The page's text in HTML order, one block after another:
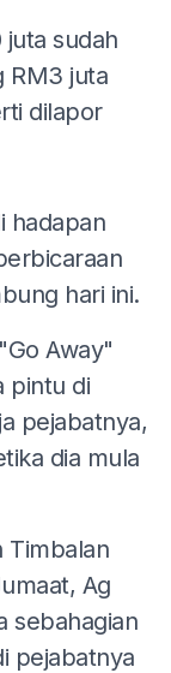
sudah
RM3 juta
dilapor
hadapan
hari ini.
Away"
pintu di
pejabatnya,
dia mula
Timbalan
Ag
sebahagian
pejabatnya